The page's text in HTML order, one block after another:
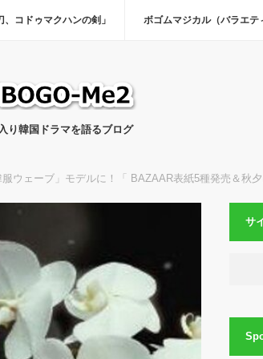
、コドゥマクハンの剣」 ボゴムマジカル（バラエテ
り韓国ドラマを語るブログ
ウェーブ」モデルに！「 BAZAAR表紙5種発売＆秋夕
サ